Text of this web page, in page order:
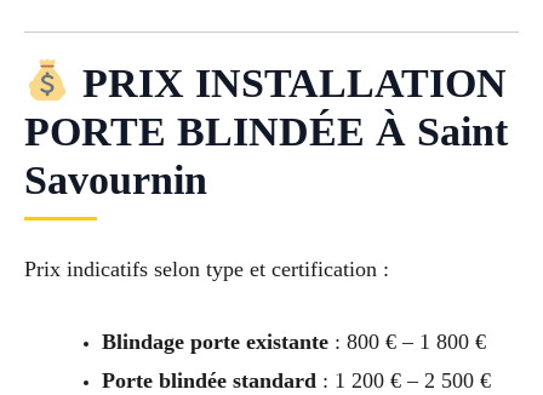
PRIX INSTALLATION
PORTE BLINDÉE À Saint
Savournin
Prix indicatifs selon type et certification :
Blindage porte existante: 800 € – 1 800 €
Porte blindée standard: 1 200 € – 2 500 €